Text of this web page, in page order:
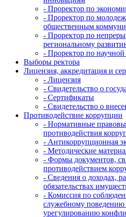
- Проректор по
- Проректор по
общественным
- Проректор по
региональному
- Проректор по научной
Выборы ректора
Лицензия, аккредитация и
- Лицензия
- Свидетельство о
- Сертификаты
- Свидетельство о
Противодействие коррупции
- Нормативные
противодействия
- Антикоррупционная
- Методические
- Формы документов,
противодействием
- Сведения о доходах,
обязательствах
- Комиссия по
служебному поведению
урегулированию